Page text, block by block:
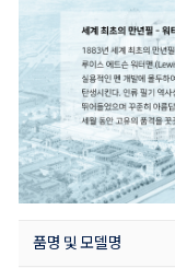
품명 및 모델명